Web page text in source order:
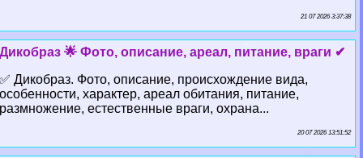
21 07 2026 3:37:38
Дикобраз 🌟 Фото, описание, ареал, питание, враги ✔
✅ Дикобраз. Фото, описание, происхождение вида,
особенности, хаpaктер, ареал обитания, питание,
размножение, естественные враги, охрана...
20 07 2026 13:51:52